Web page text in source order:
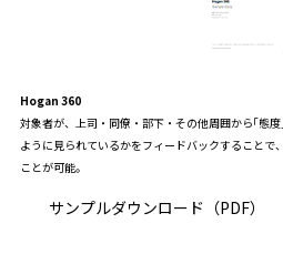
Hogan 360
対象者が、上司・同僚・部下・その他周囲から｢態
ように見られているかをフィードバックすることで
ことが可能。
サンプルダウンロード（PDF）